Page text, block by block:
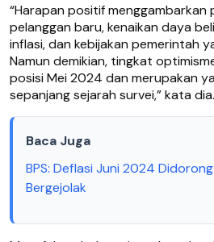
“Harapan positif menggambarkan
pelanggan baru, kenaikan daya
inflasi, dan kebijakan pemerintah
Namun demikian, tingkat
posisi Mei 2024 dan merupakan
sepanjang sejarah survei,” kata dia.
Baca Juga
BPS: Deflasi Juni 2024
Bergejolak